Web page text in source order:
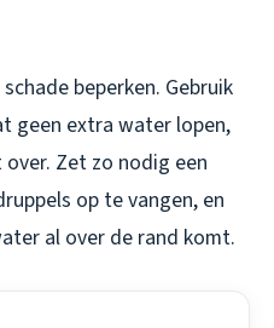
beperken. Gebruik
geen extra water lopen,
Zet zo nodig een
op te vangen, en
al over de rand komt.